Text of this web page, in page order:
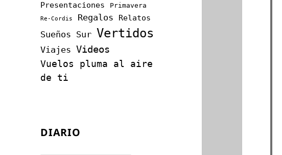
Presentaciones Primavera
Re-Cordis Regalos Relatos
Sueños Sur Vertidos
Viajes Videos
Vuelos pluma al aire
de ti
DIARIO